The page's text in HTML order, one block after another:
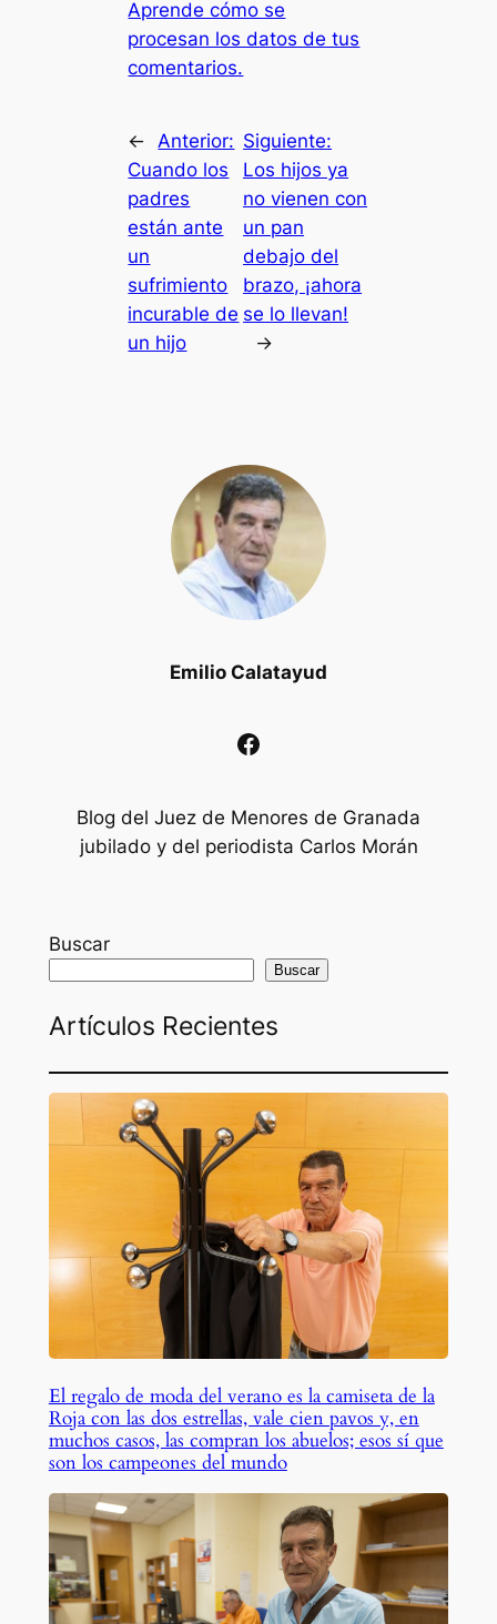
Emilio Calatayud
Facebook
Blog del Juez de Menores de Granada
jubilado y del periodista Carlos Morán
Aprende cómo se
procesan los datos de tus
comentarios.
←
Anterior:
Cuando los
padres
están ante
un
sufrimiento
incurable de
un hijo
Siguiente:
Los hijos ya
no vienen con
un pan
debajo del
brazo, ¡ahora
se lo llevan!
→
Buscar
Buscar
Artículos Recientes
El regalo de moda del verano es la camiseta de la
Roja con las dos estrellas, vale cien pavos y, en
muchos casos, las compran los abuelos; esos sí que
son los campeones del mundo